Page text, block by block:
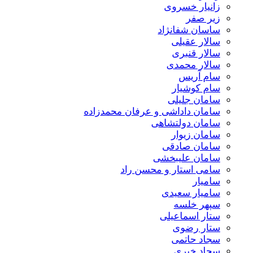
زانیار خسروی
زیر صفر
ساسان شفانژاد
سالار عقیلی
سالار قنبری
سالار محمدی
سام آریس
سام کوشیار
سامان جلیلی
سامان داداشی و عرفان محمدزاده
سامان دولتشاهی
سامان زیوار
سامان صادقی
سامان علیبخشی
سامی استار و محسن راد
سامیار
سامیار سعیدی
سپهر خلسه
ستار اسماعیلی
ستار رضوی
سجاد حاتمی
سجاد خیری